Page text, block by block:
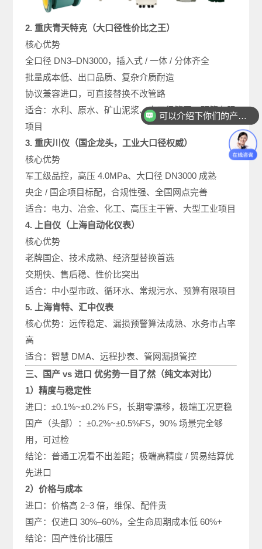
2. 重庆青天特克（大口径性价比之王）
核心优势
全口径 DN3–DN3000，插入式 / 一体 / 分体齐全
批量成本低、出口品质、复杂介质耐造
协议兼容进口，可直接替换不改管路
​适合：水利、原水、矿山泥浆、大口径管网、预算有限
项目
3. 重庆川仪（国企龙头，工业大口径权威）
核心优势
军工级品控，高压 4.0MPa、大口径 DN3000 成熟
央企 / 国企项目标配，合规性强、全国网点完善
适合：电力、冶金、化工、高压主干管、大型工业项目
4. 上自仪（上海自动化仪表）
核心优势
老牌国企、技术成熟、经济型替换首选
交期快、售后稳、性价比突出
适合：中小型市政、循环水、常规污水、预算有限项目
5. 上海肯特、汇中仪表
核心优势：远传稳定、漏损预警算法成熟、水务市占率
高
适合：智慧 DMA、远程抄表、管网漏损管控
三、国产 vs 进口 优劣势一目了然（纯文本对比）
1）精度与稳定性
进口：±0.1%~±0.2% FS，长期零漂移，极端工况更稳
国产（头部）：±0.2%~±0.5%FS，90% 场景完全够
用，可过检
结论：普通工况看不出差距；极端高精度 / 贸易结算优
先进口
2）价格与成本
进口：价格高 2–3 倍，维保、配件贵
国产：仅进口 30%–60%，全生命周期成本低 60%+
结论：国产性价比碾压
可以介绍下你们的产品么